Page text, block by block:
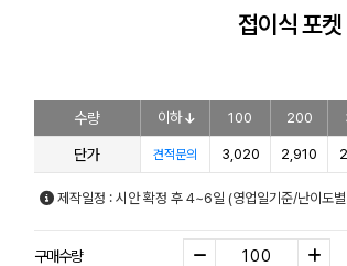
접이식 포
수량 이하 100 200
단가 견적문의 3,020 2,910
제작일정 : 시안 확정 후 4~6일 (영업일기준/난이도
구매수량